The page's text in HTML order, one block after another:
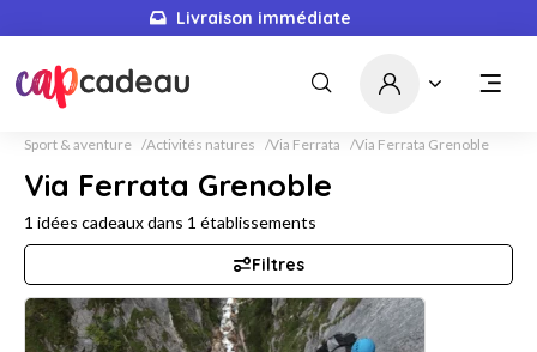
Livraison immédiate
Sport & aventure Activités natures Via Ferrata Via Ferrata Grenoble
Via Ferrata Grenoble
1 idées cadeaux dans 1 établissements
Filtres